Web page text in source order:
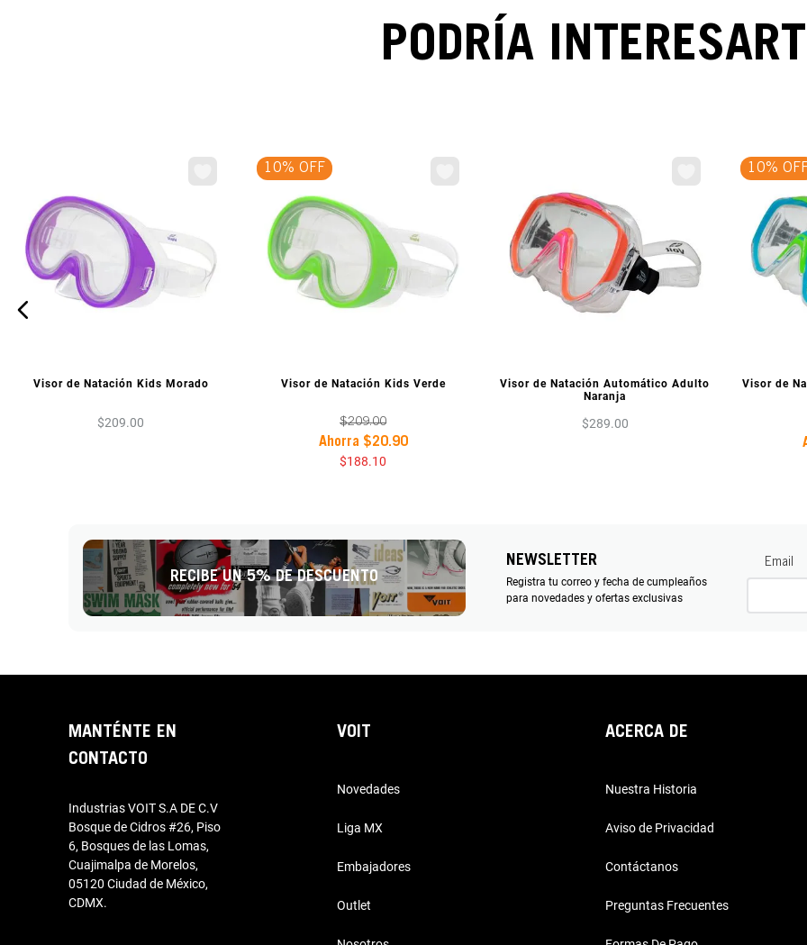
PODRÍA
VISTA PREVIA
Visor de Natación Kids Morado
$209.00
10% OFF
VISTA PREVIA
Visor de Natación Kids Verde
$209.00
Ahorra $20.90
$188.10
VISTA PREVIA
Visor de Natación Automático Adulto
Naranja
$289.00
10%
Visor de
RECIBE UN 5% DE DESCUENTO
NEWSLETTER
Registra tu correo y fecha de cumpleaños
para novedades y ofertas exclusivas
Email
MANTÉNTE EN
CONTACTO
Industrias VOIT S.A DE C.V
Bosque de Cidros #26, Piso
6, Bosques de las Lomas,
Cuajimalpa de Morelos,
05120 Ciudad de México,
CDMX.
VOIT
Novedades
Liga MX
Embajadores
Outlet
ACERCA DE
Nuestra Historia
Aviso de Privacidad
Contáctanos
Preguntas Frecuentes